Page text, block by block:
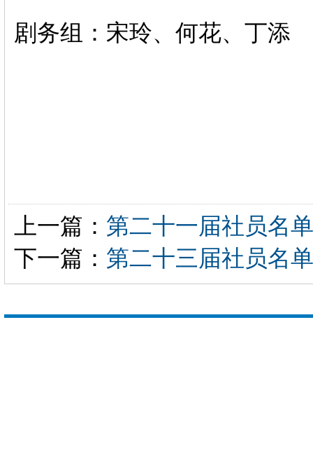
剧务组：宋玲、何花、丁添
上一篇： 第二十一届社员名单
下一篇： 第二十三届社员名单